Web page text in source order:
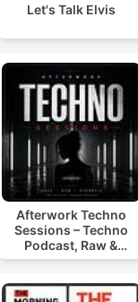
Let's Talk Elvis
Afterwork Techno
Sessions – Techno
Podcast, Raw &
Hypnotic Techno